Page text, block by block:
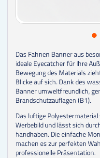
Das Fahnen Banner aus
ideale Eyecatcher für Ihre
Bewegung des Materials
Blicke auf sich. Dank des
Banner umweltfreundlich,
Brandschutzauflagen (B1).
Das luftige
Werbebild und lässt sich
handhaben. Die einfache
machen es zur perfekten
professionelle Präsentation.